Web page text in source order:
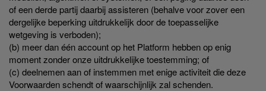
of een derde partij daarbij assisteren (behalve voor zover een
dergelijke beperking uitdrukkelijk door de toepasselijke
wetgeving is verboden);
(b) meer dan één account op het Platform hebben op enig
moment zonder onze uitdrukkelijke toestemming; of
(c) deelnemen aan of instemmen met enige activiteit die deze
Voorwaarden schendt of waarschijnlijk zal schenden.